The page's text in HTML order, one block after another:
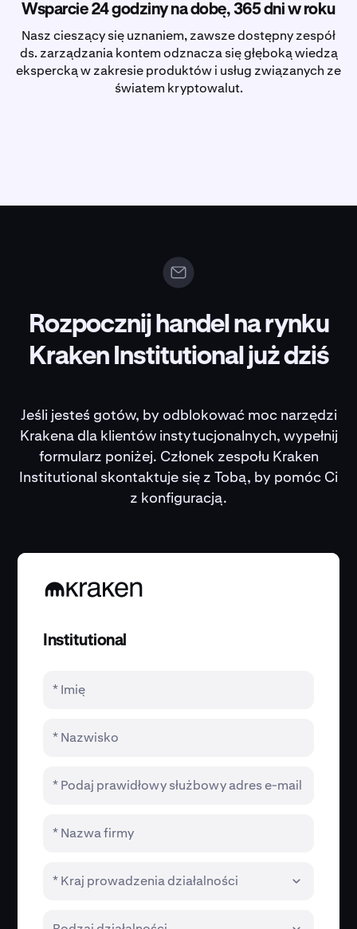
Wsparcie 24 godziny na dobę, 365 dni w roku
Nasz cieszący się uznaniem, zawsze dostępny zespół
ds. zarządzania kontem odznacza się głęboką wiedzą
ekspercką w zakresie produktów i usług związanych ze
światem kryptowalut.
Rozpocznij handel na rynku
Kraken Institutional już dziś
Jeśli jesteś gotów, by odblokować moc narzędzi
Krakena dla klientów instytucjonalnych, wypełnij
formularz poniżej. Członek zespołu Kraken
Institutional skontaktuje się z Tobą, by pomóc Ci
z konfiguracją.
Institutional
* Imię
* Nazwisko
* Podaj prawidłowy służbowy adres e-mail
* Nazwa firmy
* Kraj prowadzenia działalności